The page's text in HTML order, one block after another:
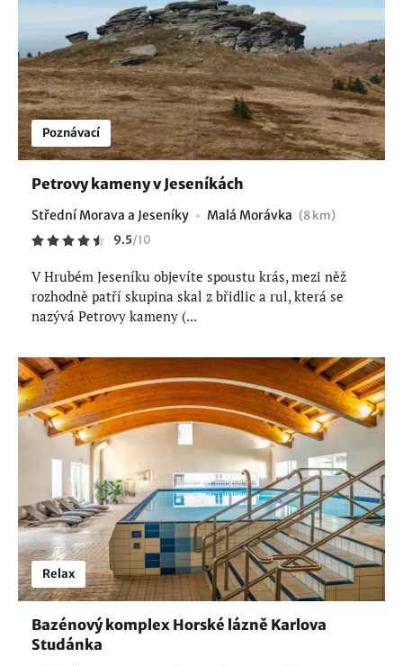
Poznávací
Petrovy kameny v Jeseníkách
Střední Morava a Jeseníky Malá Morávka (8 km)
9.5/10
V Hrubém Jeseníku objevíte spoustu krás, mezi něž
rozhodně patří skupina skal z břidlic a rul, která se
nazývá Petrovy kameny (...
Relax
Bazénový komplex Horské lázně Karlova
Studánka